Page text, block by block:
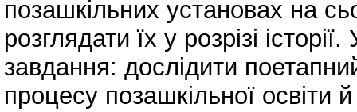
позашкільних установах на
розглядати їх у розрізі
завдання: дослідити
процесу позашкільної освіти